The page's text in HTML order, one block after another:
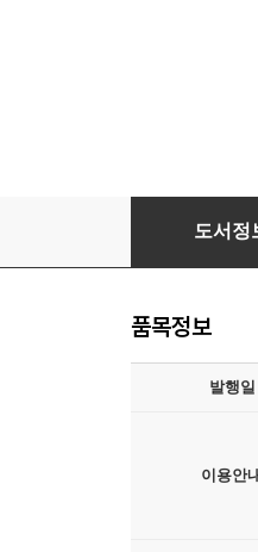
2026 해커스
도서정
품목정보
발행일
이용안